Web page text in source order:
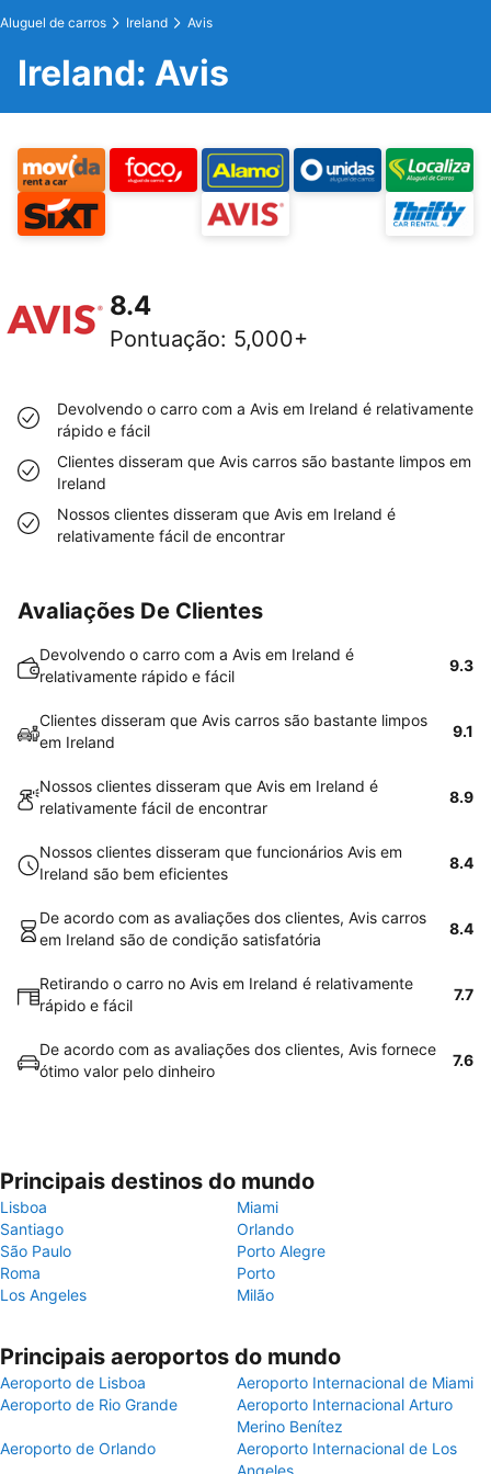
Aluguel de carros Ireland Avis
Ireland: Avis
8.4
Pontuação: 5,000+
Devolvendo o carro com a Avis em Ireland é relativamente
rápido e fácil
Clientes disseram que Avis carros são bastante limpos em
Ireland
Nossos clientes disseram que Avis em Ireland é
relativamente fácil de encontrar
Avaliações De Clientes
Devolvendo o carro com a Avis em Ireland é
relativamente rápido e fácil
9.3
Clientes disseram que Avis carros são bastante limpos
em Ireland
9.1
Nossos clientes disseram que Avis em Ireland é
relativamente fácil de encontrar
8.9
Nossos clientes disseram que funcionários Avis em
Ireland são bem eficientes
8.4
De acordo com as avaliações dos clientes, Avis carros
em Ireland são de condição satisfatória
8.4
Retirando o carro no Avis em Ireland é relativamente
rápido e fácil
7.7
De acordo com as avaliações dos clientes, Avis fornece
ótimo valor pelo dinheiro
7.6
Principais destinos do mundo
Lisboa
Miami
Santiago
Orlando
São Paulo
Porto Alegre
Roma
Porto
Los Angeles
Milão
Principais aeroportos do mundo
Aeroporto de Lisboa
Aeroporto Internacional de Miami
Aeroporto de Rio Grande
Aeroporto Internacional Arturo
Merino Benítez
Aeroporto de Orlando
Aeroporto Internacional de Los
Angeles